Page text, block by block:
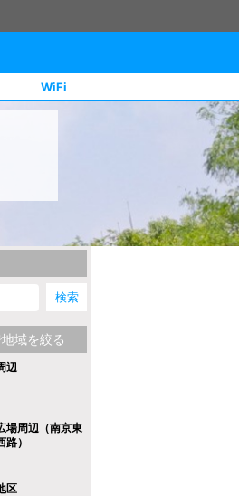
WiFi
域を絞る
辺
場周辺（南京東
路）
区